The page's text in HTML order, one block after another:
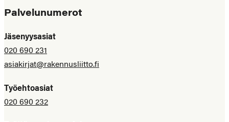
Palvelunumerot
Jäsenyysasiat
020 690 231
asiakirjat@rakennusliitto.fi
Työehtoasiat
020 690 232